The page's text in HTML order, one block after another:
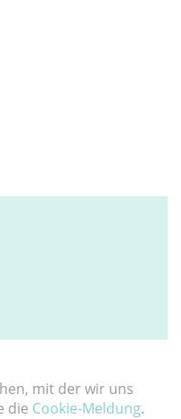
mit der wir uns
die Cookie-Meldung.